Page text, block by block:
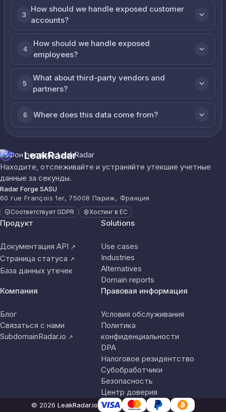
3
How should we handle exposed customer
accounts?
4
How should we handle exposed
employees?
5
What about third-party vendors and
partners?
6 Where does this data come from?
LeakRadar
Находите, отслеживайте и устраняйте утекшие учетные
данные за секунды.
Radar Forge SASU
60 rue François 1er, 75008 Париж, Франция
Соответствует GDPR Хостинг в ЕС
Продукт
Документация API ↗
Страница статуса ↗
База данных утечек
Solutions
Use cases
Industries
Alternatives
Domain reports
Компания
Блог
Связаться с нами
SubdomainRadar.io ↗
Правовая информация
Условия обслуживания
Политика
конфиденциальности
DPA
Налоговое резидентство
Субобработчики
Безопасность
Центр доверия
© 2026 LeakRadar.io